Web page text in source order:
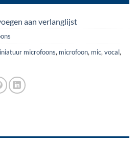
aan verlanglijst
microfoons, microfoon, mic, vocal,